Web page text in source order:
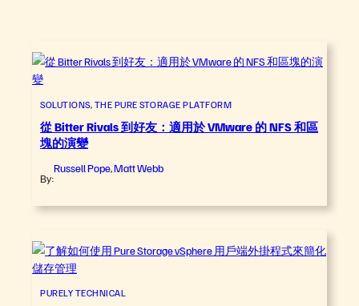
SOLUTIONS, THE PURE STORAGE PLATFORM
從 Bitter Rivals 到好友：適用於 VMware 的 NFS 和區
塊的演變
By:
Russell Pope,Matt Webb
PURELY TECHNICAL